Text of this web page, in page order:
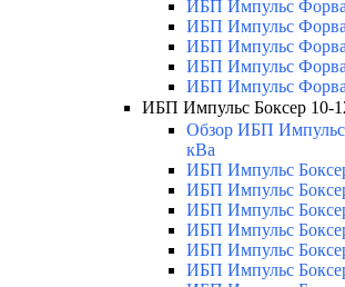
ИБП Импульс
ИБП Импульс
ИБП Импульс
ИБП Импульс
ИБП Импульс
ИБП Импульс Боксер 10-
Обзор ИБП Импульс
кВа
ИБП Импульс
ИБП Импульс
ИБП Импульс
ИБП Импульс
ИБП Импульс
ИБП Импульс